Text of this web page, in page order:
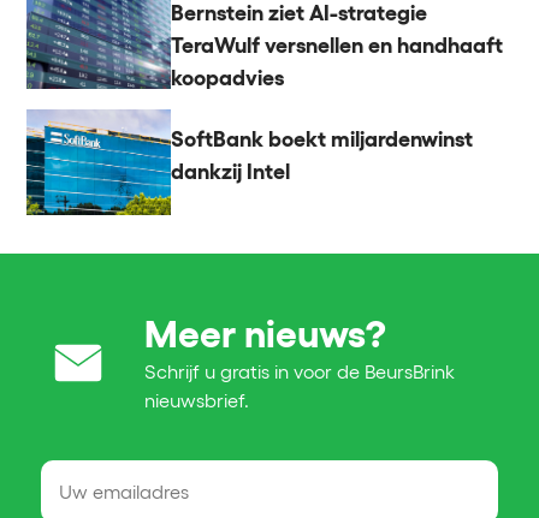
Bernstein ziet AI-strategie
TeraWulf versnellen en handhaaft
koopadvies
SoftBank boekt miljardenwinst
dankzij Intel
Meer nieuws?
Schrijf u gratis in voor de BeursBrink
nieuwsbrief.